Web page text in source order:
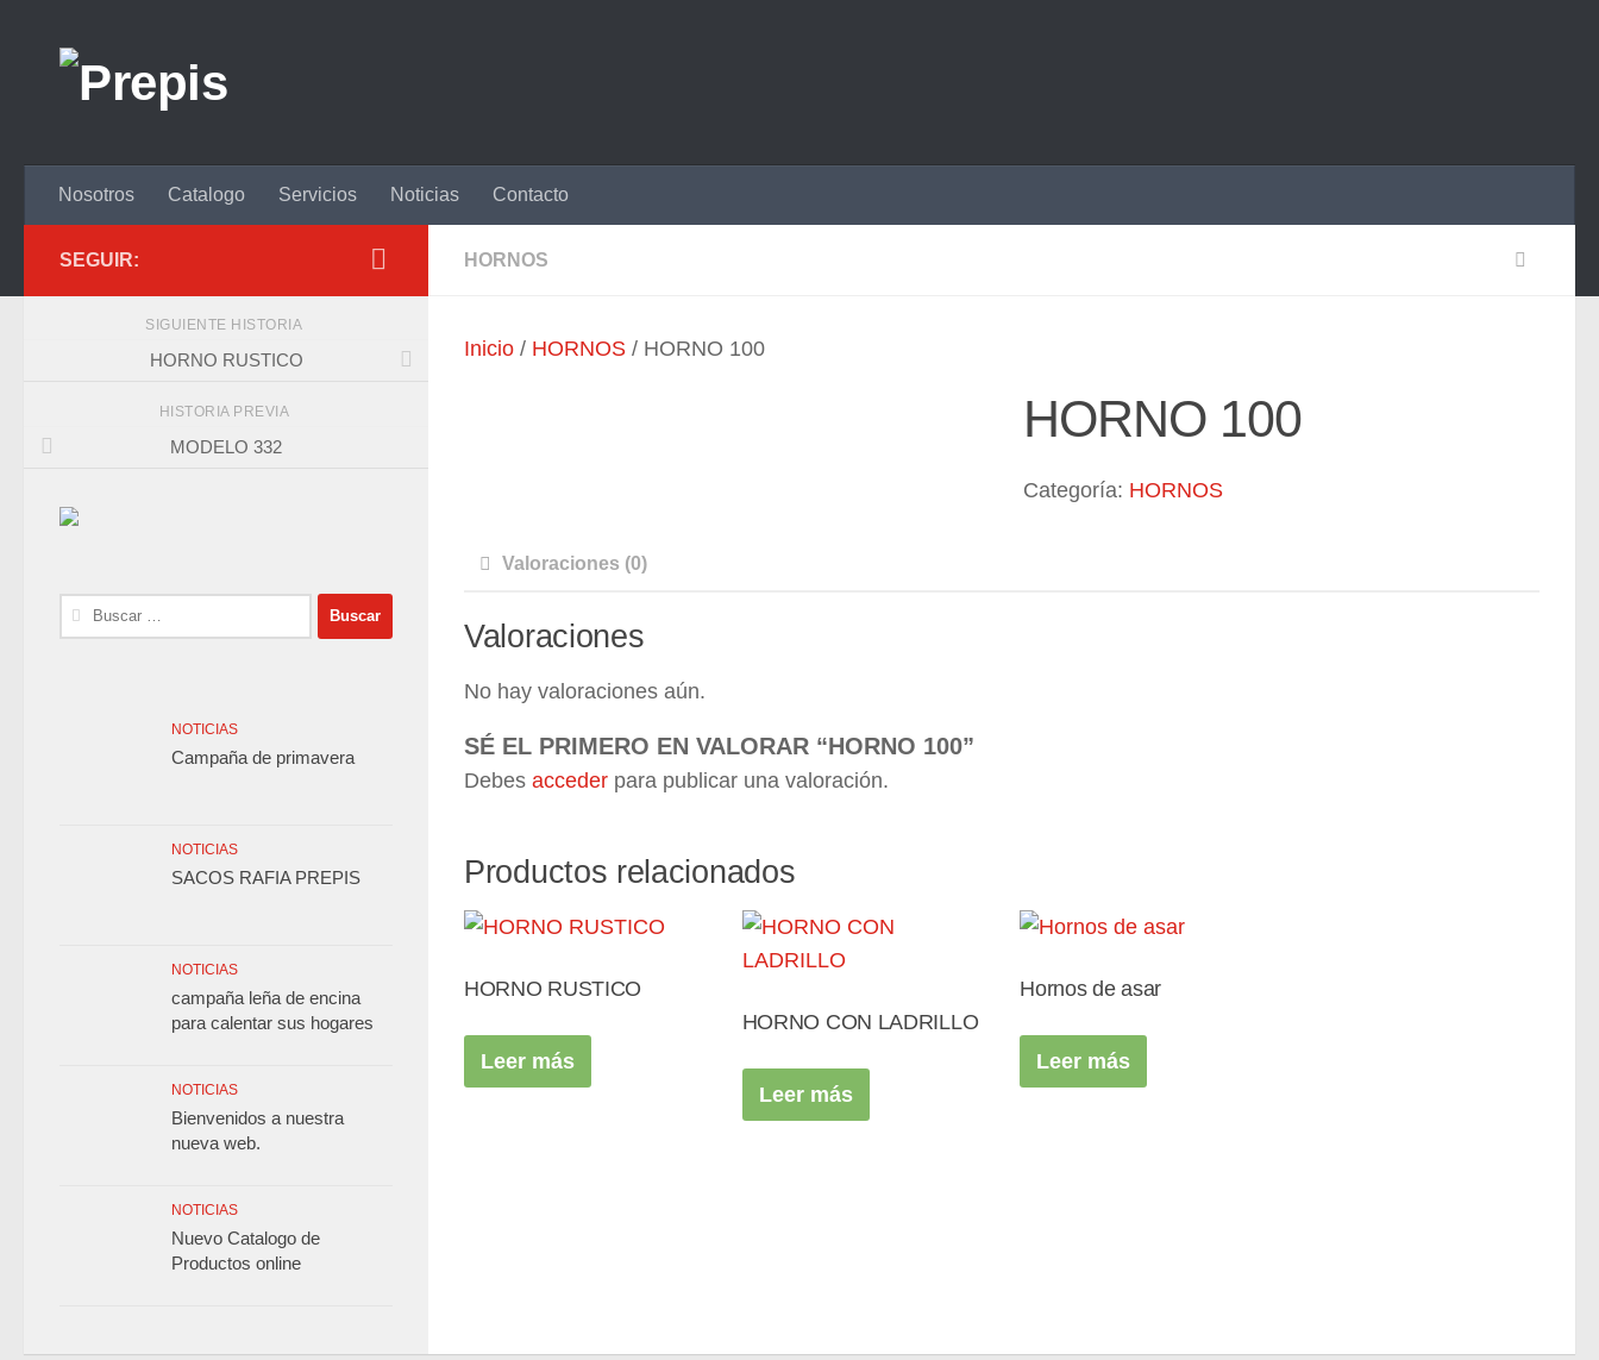
Nosotros Catalogo Servicios Noticias Contacto
HORNOS
Inicio / HORNOS / HORNO 100
HORNO 100
Categoría: HORNOS
Valoraciones (0)
Valoraciones
No hay valoraciones aún.
SÉ EL PRIMERO EN VALORAR “HORNO 100”
Debes acceder para publicar una valoración.
Productos relacionados
HORNO RUSTICO
Leer más
HORNO CON LADRILLO
Leer más
Hornos de asar
Leer más
SEGUIR:
SIGUIENTE HISTORIA
HORNO RUSTICO
HISTORIA PREVIA
MODELO 332
Buscar:
NOTICIAS
Campaña de primavera
NOTICIAS
SACOS RAFIA PREPIS
NOTICIAS
campaña leña de encina
para calentar sus hogares
NOTICIAS
Bienvenidos a nuestra
nueva web.
NOTICIAS
Nuevo Catalogo de
Productos online